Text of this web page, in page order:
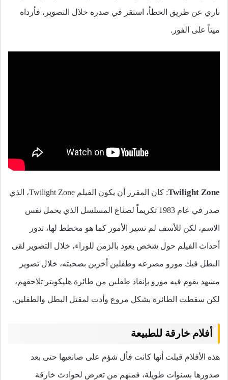
ناري عن طريق الخطأ، استقر في صدره خلال التصوير، فأرداه
ميتاً على الفور.
Twilight Zone : كان المقرر أن يكون الفيلم Twilight Zone، الذي
صدر في عام 1983 تكريماً لصناع المسلسل الذي يحمل نفس
الاسم، لكن للأسف لم تسير الأمور كما هو مخطط لها، تدور
أحداث الفيلم حول شخص يعود بالزمن للوراء، خلال التصوير لقى
البطل فيك مورو مصرعه وطفلين أخرين بصحبته، خلال تصوير
مشهد يقوم فيه مورو بإنقاذ طفلين من طائرة هليكوبتر تلاحقهم،
لكن سقطت الطائرة بشكل مروع وأدت لمقتل البطل والطفلين.
أفلام خارقة للطبيعة
هذه الأفلام قيلت أنها كانت فأل شؤم على صانعيها حتى بعد
صدورها بسنوات طويلة، فمنهم من تعرض لحوادث خارقة